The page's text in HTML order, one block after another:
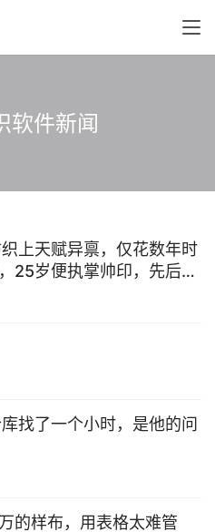
软件新闻
上天赋异禀，仅花数年时
25岁便执掌帅印，先后拿
等多个国际知名品牌的代
找了一个小时，是他的问
的样布，用表格太难管